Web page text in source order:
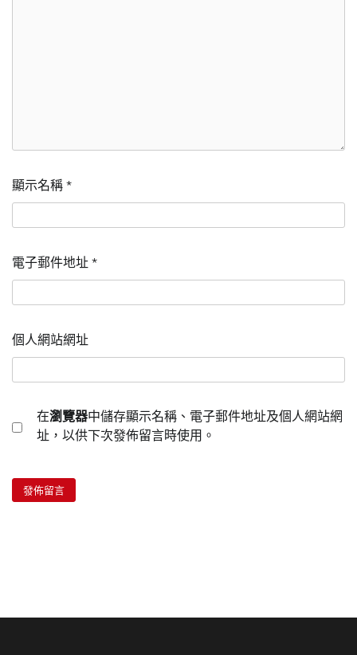
顯示名稱 *
電子郵件地址 *
個人網站網址
在瀏覽器中儲存顯示名稱、電子郵件地址及個人網站網
址，以供下次發佈留言時使用。